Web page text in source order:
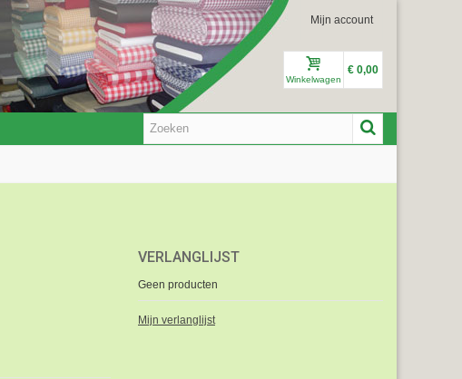
Mijn account
Winkelwagen
€ 0,00
VERLANGLIJST
Geen producten
Mijn verlanglijst